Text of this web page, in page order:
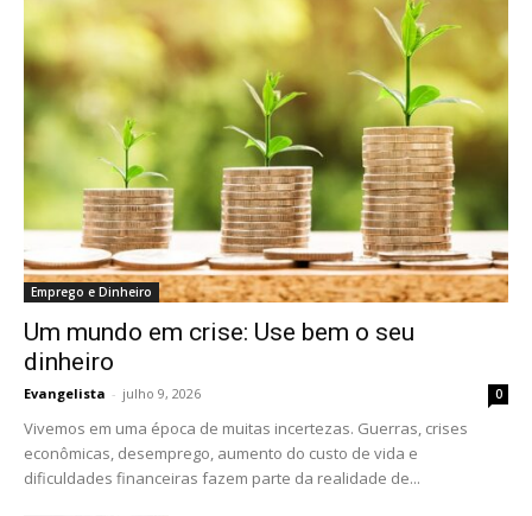
Emprego e Dinheiro
Um mundo em crise: Use bem o seu
dinheiro
Evangelista - julho 9, 2026 0
Vivemos em uma época de muitas incertezas. Guerras, crises
econômicas, desemprego, aumento do custo de vida e
dificuldades financeiras fazem parte da realidade de...